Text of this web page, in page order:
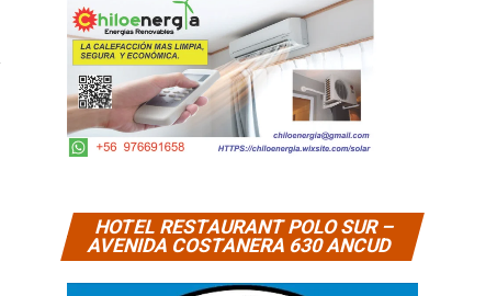
HOTEL RESTAURANT POLO SUR –
AVENIDA COSTANERA 630 ANCUD